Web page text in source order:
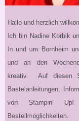
Hallo und herzlich
Ich bin Nadine Korbik
In und um Bornheim
und an den
kreativ. Auf diesen
Bastelanleitungen,
von Stampin‘
Bestellmöglichkeiten.